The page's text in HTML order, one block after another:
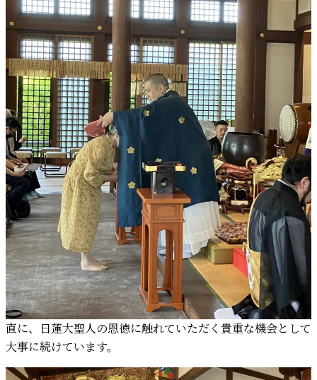
直に、日蓮大聖人の恩徳に触れていただく貴重な機会として
大事に続けています。